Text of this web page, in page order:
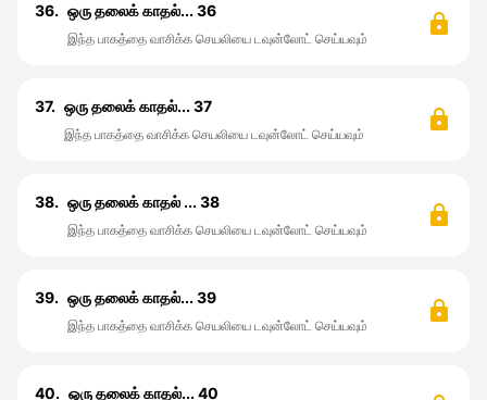
36. ஒரு தலைக் காதல்... 36
இந்த பாகத்தை வாசிக்க செயலியை டவுன்லோட் செய்யவும்
37. ஒரு தலைக் காதல்... 37
இந்த பாகத்தை வாசிக்க செயலியை டவுன்லோட் செய்யவும்
38. ஒரு தலைக் காதல் ... 38
இந்த பாகத்தை வாசிக்க செயலியை டவுன்லோட் செய்யவும்
39. ஒரு தலைக் காதல்... 39
இந்த பாகத்தை வாசிக்க செயலியை டவுன்லோட் செய்யவும்
40. ஒரு தலைக் காதல்... 40